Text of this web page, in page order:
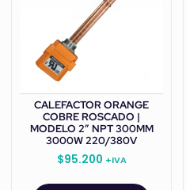
CALEFACTOR ORANGE
COBRE ROSCADO |
MODELO 2” NPT 300MM
3000W 220/380V
$95.200 +IVA